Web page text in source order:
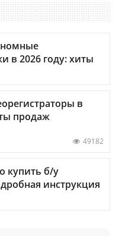
в 2026 году: хиты
в
продаж
49182
купить б/у
инструкция